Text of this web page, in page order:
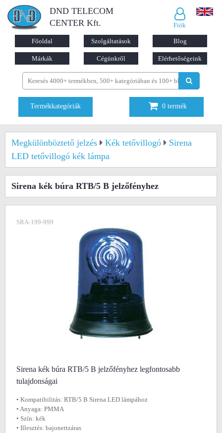
DND TELECOM
CENTER Kft.
Fiók
Főoldal Szolgáltatások Blog
Márkák Cégünkről Elérhetőségeink
Termékkategóriák 0 termék
Megkülönböztető jelzés Kék tetővillogó
Sirena
LED tetővillogó kék lámpa
Sirena kék búra RTB/5 B jelzőfényhez
SRA-199-999
Sirena kék búra RTB/5 B jelzőfényhez legfontosabb
tulajdonságai
• Kompatibilitás: RTB/5 B Sirena LED lámpához
• Anyaga: PMMA
• Szín: kék
• Illesztés: bajonettzáras